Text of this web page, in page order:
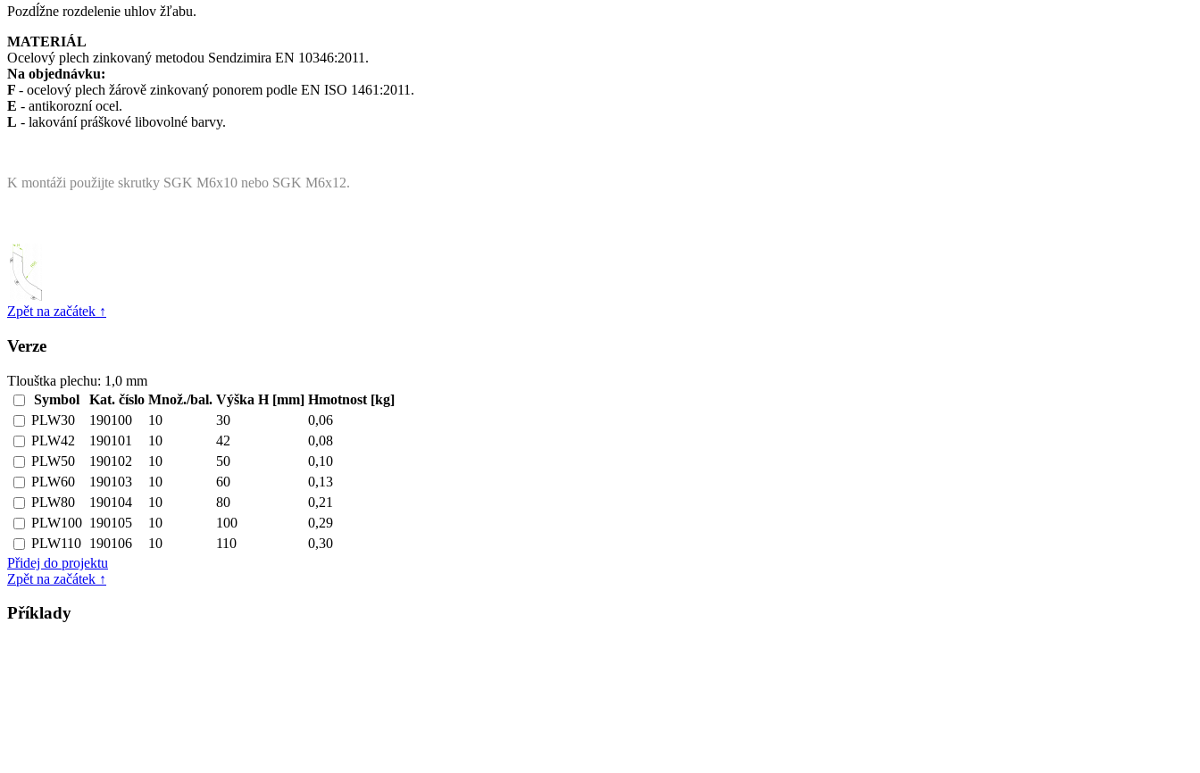
Pozdĺžne rozdelenie uhlov žľabu.
MATERIÁL
Ocelový plech zinkovaný metodou Sendzimira EN 10346:2011.
Na objednávku:
F - ocelový plech žárově zinkovaný ponorem podle EN ISO 1461:2011.
E - antikorozní ocel.
L - lakování práškové libovolné barvy.
K montáži použijte skrutky SGK M6x10 nebo SGK M6x12.
Zpět na začátek ↑
Verze
Tlouštka plechu: 1,0 mm
Symbol
Kat. číslo Množ./bal. Výška H [mm] Hmotnost [kg]
PLW30
190100 10 30
0,06
PLW42
190101 10 42
0,08
PLW50
190102 10 50
0,10
PLW60
190103 10 60
0,13
PLW80
190104 10 80
0,21
PLW100 190105 10 100
0,29
PLW110 190106 10 110
0,30
Přidej do projektu
Zpět na začátek ↑
Příklady